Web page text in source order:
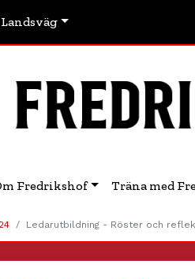
Landsväg
Fredrikshof Träna med
Ledarutbildning - Röster och